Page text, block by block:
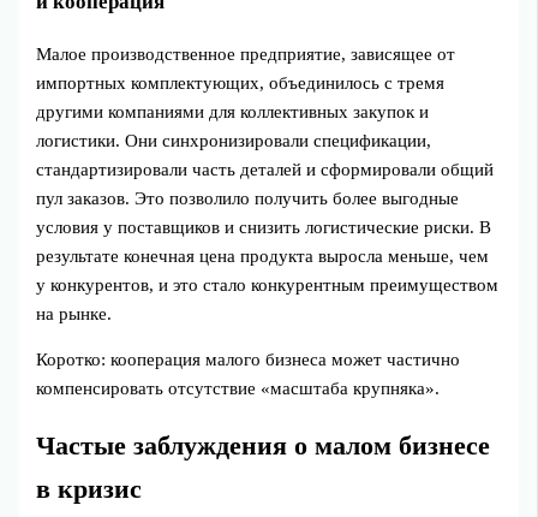
Малое производственное предприятие, зависящее от
импортных комплектующих, объединилось с тремя
другими компаниями для коллективных закупок и
логистики. Они синхронизировали спецификации,
стандартизировали часть деталей и сформировали общий
пул заказов. Это позволило получить более выгодные
условия у поставщиков и снизить логистические риски. В
результате конечная цена продукта выросла меньше, чем
у конкурентов, и это стало конкурентным преимуществом
на рынке.
Коротко: кооперация малого бизнеса может частично
компенсировать отсутствие «масштаба крупняка».
Частые заблуждения о малом бизнесе
в кризис